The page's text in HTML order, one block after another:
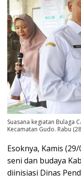
Suasana kegiatan Bulaga
Kecamatan Gudo. Rabu
Esoknya, Kamis
seni dan budaya
diinisiasi Dinas